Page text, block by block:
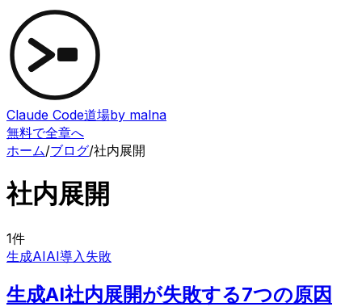
Claude Code道場by malna
無料で全章へ
ホーム/ブログ/社内展開
社内展開
1件
生成AIAI導入失敗
生成AI社内展開が失敗する7つの原因